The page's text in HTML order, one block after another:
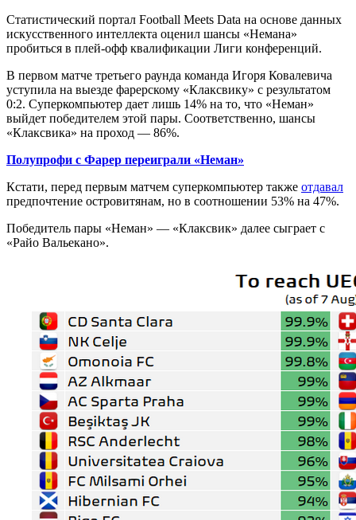
Статистический портал Football Meets Data на основе данных
искусственного интеллекта оценил шансы «Немана»
пробиться в плей-офф квалификации Лиги конференций.
В первом матче третьего раунда команда Игоря Ковалевича
уступила на выезде фарерскому «Клаксвику» с результатом
0:2. Суперкомпьютер дает лишь 14% на то, что «Неман»
выйдет победителем этой пары. Соответственно, шансы
«Клаксвика» на проход — 86%.
Полупрофи с Фарер переиграли «Неман»
Кстати, перед первым матчем суперкомпьютер также отдавал
предпочтение островитянам, но в соотношении 53% на 47%.
Победитель пары «Неман» — «Клаксвик» далее сыграет с
«Райо Вальекано».